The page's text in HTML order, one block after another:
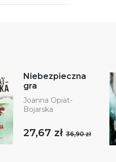
Niebezpieczna
gra
Joanna Opiat-
Bojarska
27,67 zł36,90 zł